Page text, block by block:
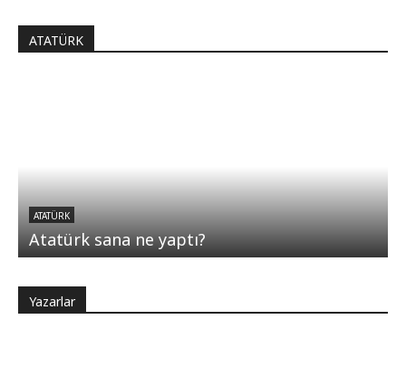
ATATÜRK
ATATÜRK
Atatürk sana ne yaptı?
Yazarlar